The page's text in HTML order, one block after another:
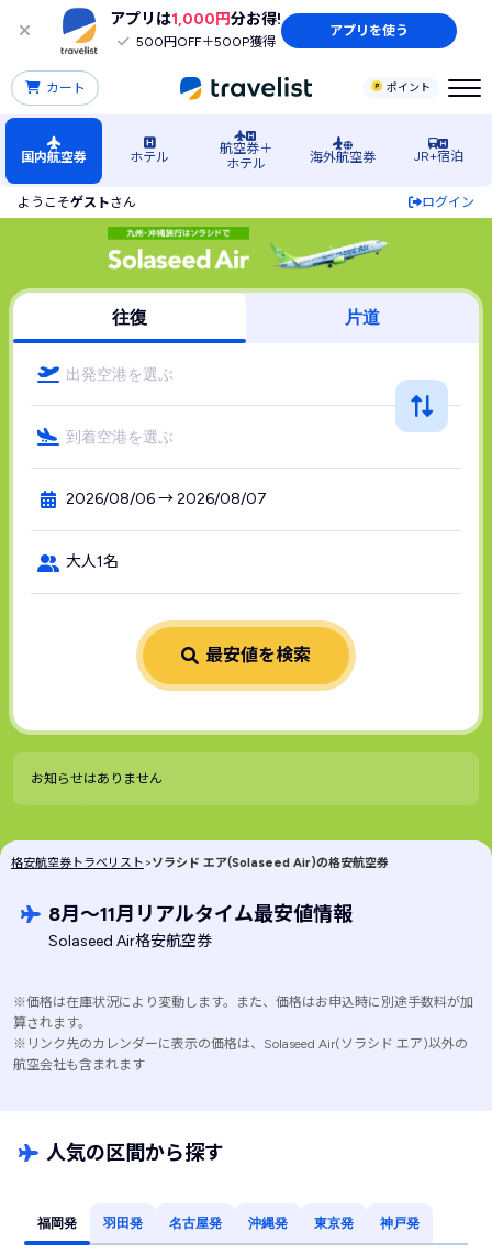
アプリは1,000円分お得!
500円OFF＋500P獲得
アプリを使う
ポイント
カート
国内航空券 ホテル
航空券＋
ホテル
海外航空券 JR+宿泊
ようこそゲストさん ログイン
Solaseed Air（ソラシド エア(Solaseed Air)）の国内格安航
往復 片道
出発空港を選ぶ
到着空港を選ぶ
2026/08/06 → 2026/08/07
大人1名
最安値を検索
お知らせはありません
格安航空券トラベリスト >ソラシド エア(Solaseed Air)の格安航空券
8月〜11月リアルタイム最安値情報
Solaseed Air格安航空券
※価格は在庫状況により変動します。また、価格はお申込時に別途手数料が加
算されます。
※リンク先のカレンダーに表示の価格は、Solaseed Air(ソラシド エア)以外の
航空会社も含まれます
人気の区間から探す
福岡発 羽田発 名古屋発 沖縄発 東京発 神戸発